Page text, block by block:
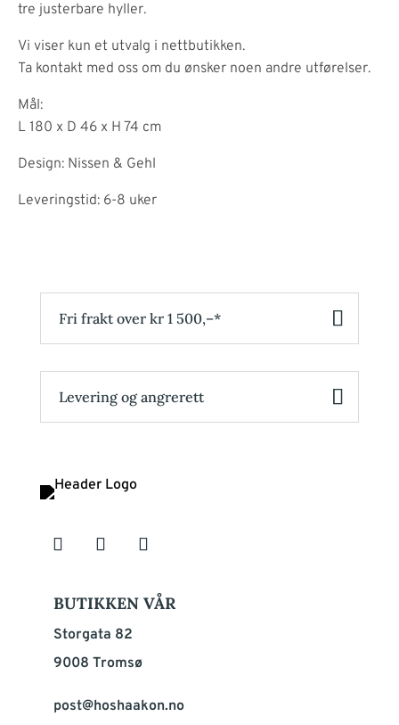
tre justerbare hyller.
Vi viser kun et utvalg i nettbutikken.
Ta kontakt med oss om du ønsker noen andre utførelser.
Mål:
L 180 x D 46 x H 74 cm
Design: Nissen & Gehl
Leveringstid: 6-8 uker
Fri frakt over kr 1 500,–*
Levering og angrerett
BUTIKKEN VÅR
Storgata 82
9008 Tromsø
post@hoshaakon.no